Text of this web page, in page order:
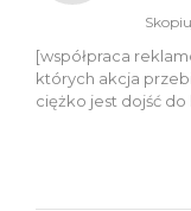
[współpraca
których akcja
ciężko jest dojść do